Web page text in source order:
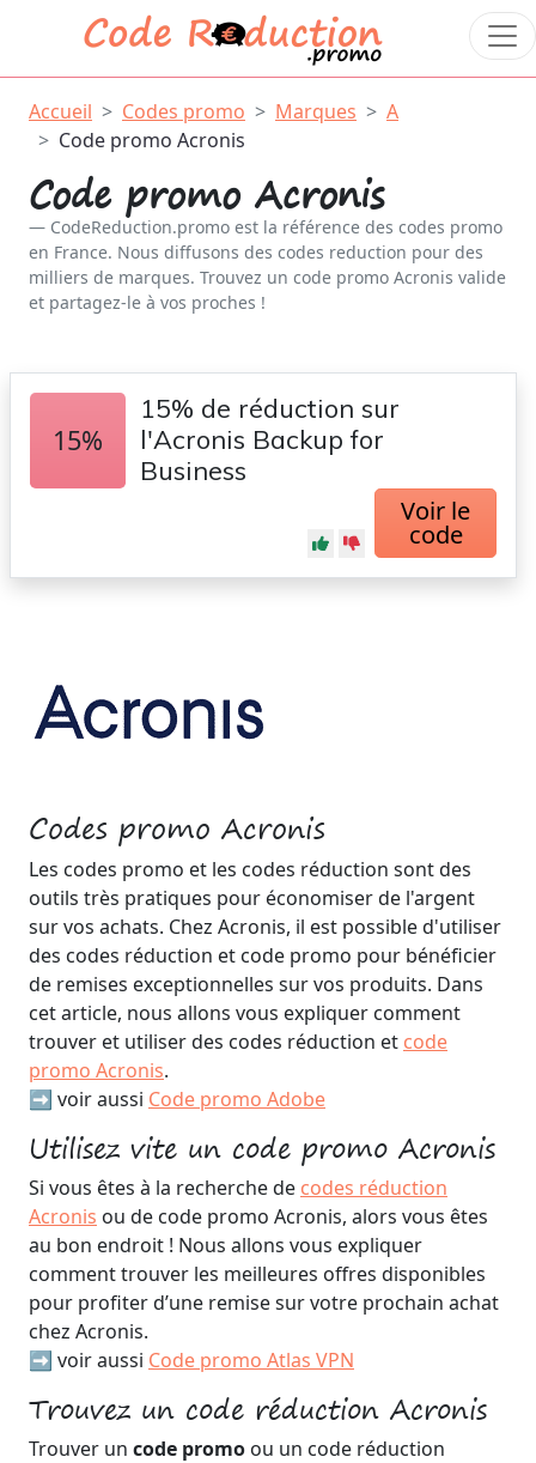
Accueil Codes promo Marques
A
Code promo Acronis
Code promo Acronis
CodeReduction.promo est la référence des codes promo
en France. Nous diffusons des codes reduction pour des
milliers de marques. Trouvez un code promo Acronis valide
et partagez-le à vos proches !
Codes promo Acronis
Les codes promo et les codes réduction sont des
outils très pratiques pour économiser de l'argent
sur vos achats. Chez Acronis, il est possible d'utiliser
des codes réduction et code promo pour bénéficier
de remises exceptionnelles sur vos produits. Dans
cet article, nous allons vous expliquer comment
trouver et utiliser des codes réduction et code
promo Acronis.
➡️ voir aussi Code promo Adobe
Utilisez vite un code promo Acronis
Si vous êtes à la recherche de codes réduction
Acronis ou de code promo Acronis, alors vous êtes
au bon endroit ! Nous allons vous expliquer
comment trouver les meilleures offres disponibles
pour profiter d’une remise sur votre prochain achat
chez Acronis.
➡️ voir aussi Code promo Atlas VPN
Trouvez un code réduction Acronis
Trouver un code promo ou un code réduction
15%
15% de réduction sur
l'Acronis Backup for
Business
Voir le
code